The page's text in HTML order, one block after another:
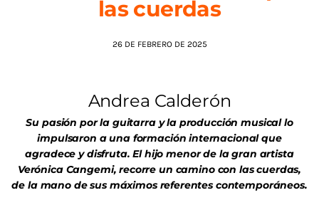
las cuerdas
26 DE FEBRERO DE 2025
Andrea Calderón
Su pasión por la guitarra y la producción musical lo
impulsaron a una formación internacional que
agradece y disfruta. El hijo menor de la gran artista
Verónica Cangemi, recorre un camino con las cuerdas,
de la mano de sus máximos referentes contemporáneos.